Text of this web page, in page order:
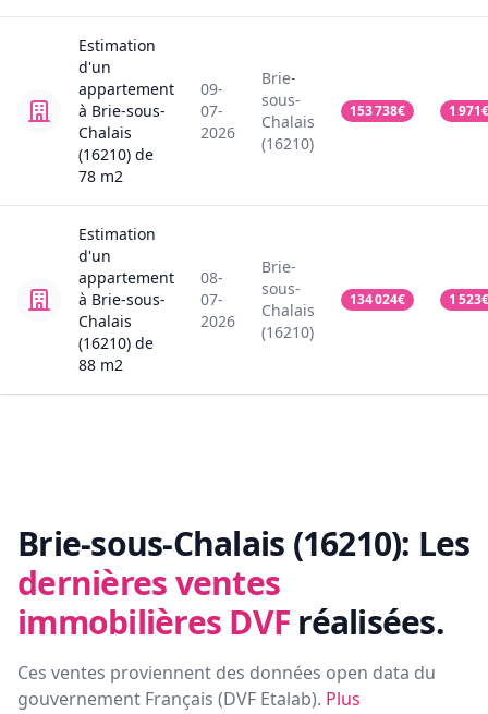
Estimation
d'un
appartement
à Brie-sous-
Chalais
(16210) de
78 m2
09-
07-
2026
Brie-
sous-
Chalais
(16210)
153 738€ 1 971€
Estimation
d'un
appartement
à Brie-sous-
Chalais
(16210) de
88 m2
08-
07-
2026
Brie-
sous-
Chalais
(16210)
134 024€ 1 523€
Brie-sous-Chalais (16210): Les
dernières ventes
immobilières DVF réalisées.
Ces ventes proviennent des données open data du
gouvernement Français (DVF Etalab). Plus